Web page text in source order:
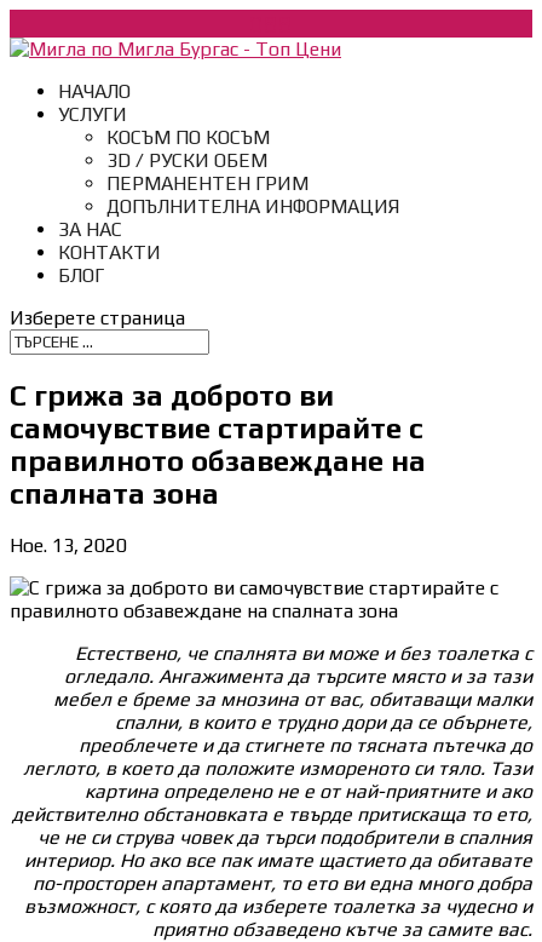
НАЧАЛО
УСЛУГИ
КОСЪМ ПО КОСЪМ
3D / РУСКИ ОБЕМ
ПЕРМАНЕНТЕН ГРИМ
ДОПЪЛНИТЕЛНА ИНФОРМАЦИЯ
ЗА НАС
КОНТАКТИ
БЛОГ
Изберете страница
С грижа за доброто ви
самочувствие стартирайте с
правилното обзавеждане на
спалната зона
Ное. 13, 2020
Естествено, че спалнята ви може и без тоалетка с
огледало. Ангажимента да търсите място и за тази
мебел е бреме за мнозина от вас, обитаващи малки
спални, в които е трудно дори да се обърнете,
преоблечете и да стигнете по тясната пътечка до
леглото, в което да положите измореното си тяло. Тази
картина определено не е от най-приятните и ако
действително обстановката е твърде притискаща то ето,
че не си струва човек да търси подобрители в спалния
интериор. Но ако все пак имате щастието да обитавате
по-просторен апартамент, то ето ви една много добра
възможност, с която да изберете тоалетка за чудесно и
приятно обзаведено кътче за самите вас.